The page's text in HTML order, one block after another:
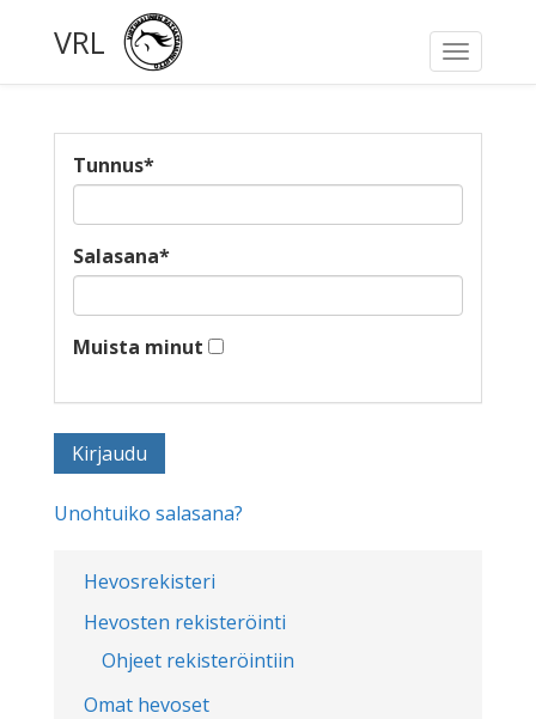
Toggle
VRL
Hevosrekisteri
Hevosten rekisteröinti
Ohjeet rekisteröintiin
Omat hevoset
Tunnus*
Salasana*
Muista minut
Unohtuiko salasana?